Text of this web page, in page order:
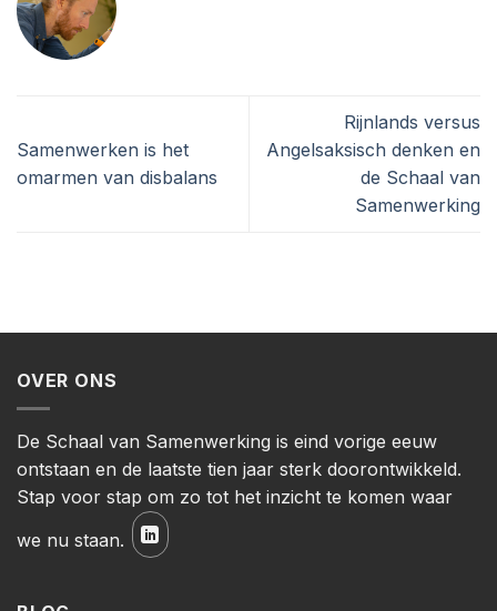
Samenwerken is het
omarmen van disbalans
Rijnlands versus
Angelsaksisch denken en
de Schaal van
Samenwerking
OVER ONS
De Schaal van Samenwerking is eind vorige eeuw
ontstaan en de laatste tien jaar sterk doorontwikkeld.
Stap voor stap om zo tot het inzicht te komen waar
we nu staan.